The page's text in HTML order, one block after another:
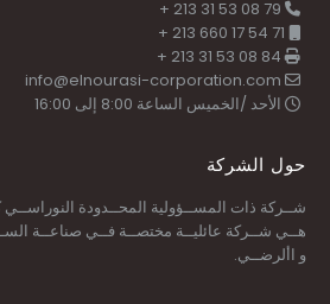
79 08 53 31 213 +
84 08 53 31 213 +
info@elnourasi-corporation.com
الأحد /الخميس الساعة 8:00 إلى 16:00
حول الشركة
شــركة ذات المســؤولية المحــدودة
هــي شــركة عائليــة مختصــة فــي صناعــة
و األرضــي.